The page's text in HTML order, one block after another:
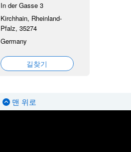
In der Gasse 3
Kirchhain, Rheinland-
Pfalz, 35274
Germany
길찾기
맨 위로